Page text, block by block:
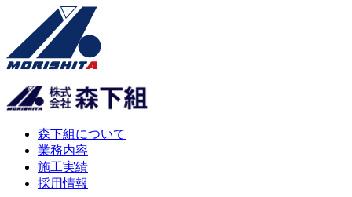
森下組について
業務内容
施工実績
採用情報